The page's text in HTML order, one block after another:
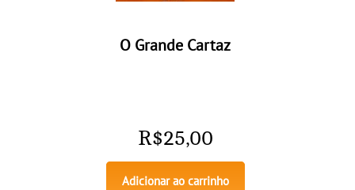
O Grande Cartaz
R$25,00
Adicionar ao carrinho